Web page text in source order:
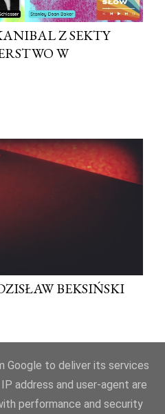
Z SEKTY
W
BEKSIŃSKI
przez usługę Blogger
Google to deliver its services
address and user-agent are
performance and security